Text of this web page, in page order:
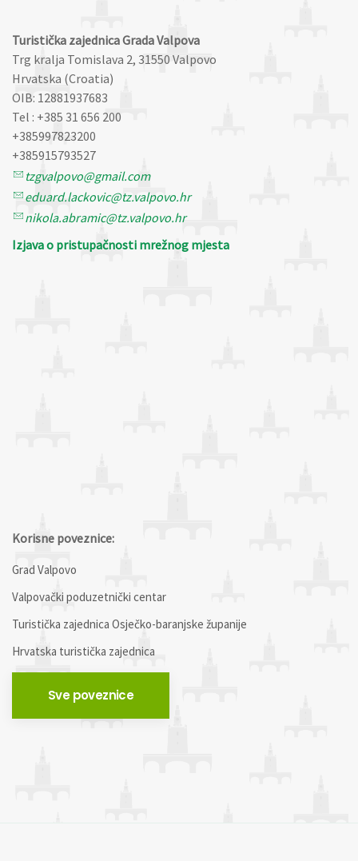
Turistička zajednica Grada Valpova
Trg kralja Tomislava 2, 31550 Valpovo
Hrvatska (Croatia)
OIB: 12881937683
Tel : +385 31 656 200
+385997823200
+385915793527
tzgvalpovo@gmail.com
eduard.lackovic@tz.valpovo.hr
nikola.abramic@tz.valpovo.hr
Izjava o pristupačnosti mrežnog mjesta
Korisne poveznice:
Grad Valpovo
Valpovački poduzetnički centar
Turistička zajednica Osječko-baranjske županije
Hrvatska turistička zajednica
Sve poveznice